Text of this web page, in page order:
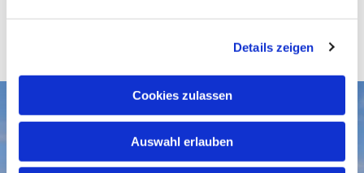
Details zeigen
Cookies zulassen
Auswahl erlauben
Aktuelles
Gottesdienste
Gemeindegruß-Archiv